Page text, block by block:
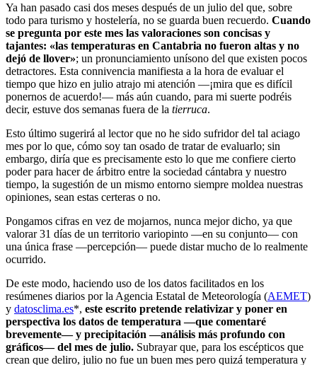
Ya han pasado casi dos meses después de un julio del que, sobre
todo para turismo y hostelería, no se guarda buen recuerdo. Cuando
se pregunta por este mes las valoraciones son concisas y
tajantes: «las temperaturas en Cantabria no fueron altas y no
dejó de llover»; un pronunciamiento unísono del que existen pocos
detractores. Esta connivencia manifiesta a la hora de evaluar el
tiempo que hizo en julio atrajo mi atención —¡mira que es difícil
ponernos de acuerdo!— más aún cuando, para mi suerte podréis
decir, estuve dos semanas fuera de la tierruca.
Esto último sugerirá al lector que no he sido sufridor del tal aciago
mes por lo que, cómo soy tan osado de tratar de evaluarlo; sin
embargo, diría que es precisamente esto lo que me confiere cierto
poder para hacer de árbitro entre la sociedad cántabra y nuestro
tiempo, la sugestión de un mismo entorno siempre moldea nuestras
opiniones, sean estas certeras o no.
Pongamos cifras en vez de mojarnos, nunca mejor dicho, ya que
valorar 31 días de un territorio variopinto —en su conjunto— con
una única frase —percepción— puede distar mucho de lo realmente
ocurrido.
De este modo, haciendo uso de los datos facilitados en los
resúmenes diarios por la Agencia Estatal de Meteorología (AEMET)
y datosclima.es*, este escrito pretende relativizar y poner en
perspectiva los datos de temperatura —que comentaré
brevemente— y precipitación —análisis más profundo con
gráficos— del mes de julio. Subrayar que, para los escépticos que
crean que deliro, julio no fue un buen mes pero quizá temperatura y